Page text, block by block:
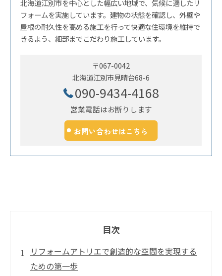
北海道江別市を中心とした幅広い地域で、気候に適したリ
フォームを実施しています。建物の状態を確認し、外壁や
屋根の耐久性を高める施工を行って快適な住環境を維持で
きるよう、細部までこだわり施工しています。
〒067-0042
北海道江別市見晴台68-6
090-9434-4168
営業電話はお断りします
お問い合わせはこちら
目次
リフォームアトリエで創造的な空間を実現する
ための第一歩